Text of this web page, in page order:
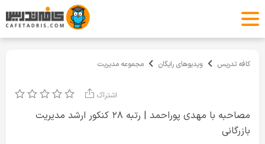
کافه تدریس ویدیوهای رایگان مجموعه مدیریت
مصاحبه با مهدی پوراحمد | رتبه ۲۸ کنکور ارشد مدیریت
بازرگانی
اشتراک